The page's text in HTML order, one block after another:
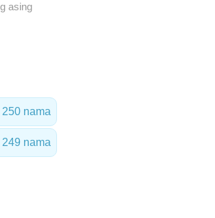
asing
250 nama
249 nama